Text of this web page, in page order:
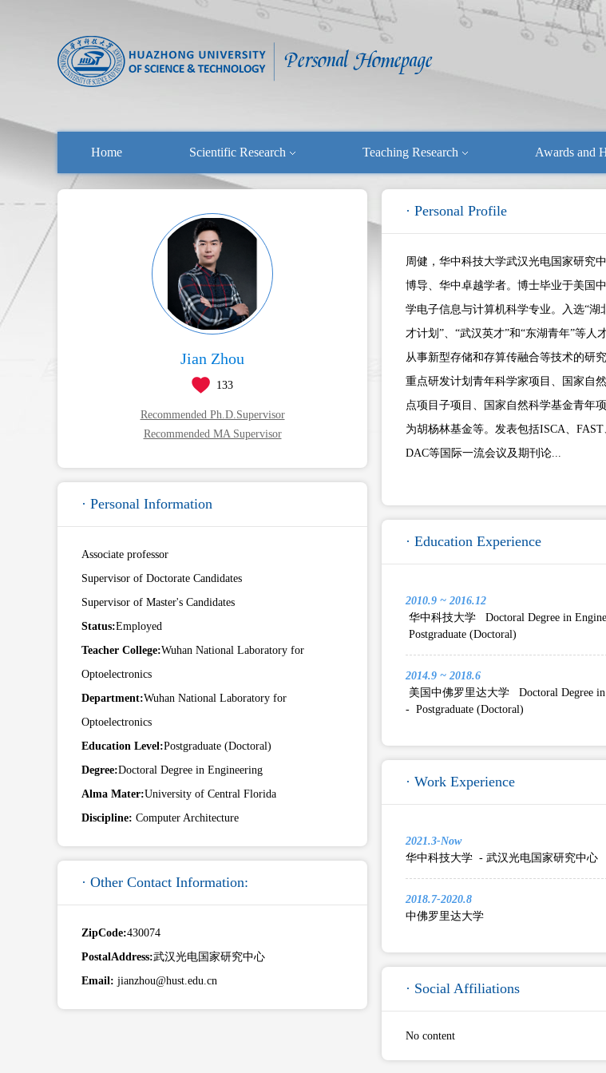
Home Scientific Research Teaching Research Awards and
Jian Zhou
133
Recommended Ph.D.Supervisor
Recommended MA Supervisor
· Personal Information
Associate professor
Supervisor of Doctorate Candidates
Supervisor of Master's Candidates
Status:Employed
Teacher College:Wuhan National Laboratory for
Optoelectronics
Department:Wuhan National Laboratory for
Optoelectronics
Education Level:Postgraduate (Doctoral)
Degree:Doctoral Degree in Engineering
Alma Mater:University of Central Florida
Discipline: Computer Architecture
· Other Contact Information:
ZipCode:430074
PostalAddress:武汉光电国家研究中心
Email: jianzhou@hust.edu.cn
· Personal Profile
周健，华中科技大学武汉光电国家研究中
博导、华中卓越学者。博士毕业于美国
学电子信息与计算机科学专业。入选“湖
才计划”、“武汉英才”和“东湖青年”等人
从事新型存储和存算传融合等技术的研
重点研发计划青年科学家项目、国家自
点项目子项目、国家自然科学基金青年
为胡杨林基金等。发表包括ISCA、FAST
DAC等国际一流会议及期刊论...
· Education Experience
2010.9 ~ 2016.12
华中科技大学 Doctoral Degree in
Postgraduate (Doctoral)
2014.9 ~ 2018.6
美国中佛罗里达大学 Doctoral Degree in
- Postgraduate (Doctoral)
· Work Experience
2021.3-Now
华中科技大学 - 武汉光电国家研究中心
2018.7-2020.8
中佛罗里达大学
· Social Affiliations
No content